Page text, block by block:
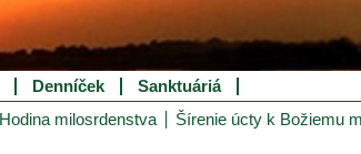
Denníček
Sanktuáriá
Hodina milosrdenstva Šírenie úcty k Božiemu